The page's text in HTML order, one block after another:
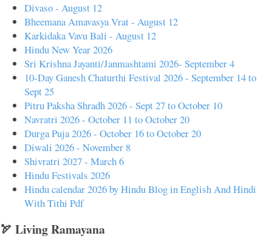
Divaso - August 12
Bheemana Amavasya Vrat - August 12
Karkidaka Vavu Bali - August 12
Hindu New Year 2026
Sri Krishna Jayanti/Janmashtami 2026- September 4
10-Day Ganesh Chaturthi Festival 2026 - September 14 to
Sept 25
Pitru Paksha Shradh 2026 - Sept 27 to October 10
Navratri 2026 - October 11 to October 20
Durga Puja 2026 - October 16 to October 20
Diwali 2026 - November 8
Shivratri 2027 - March 6
Hindu Festivals 2026
Hindu calendar 2026 by Hindu Blog in English And Hindi
With Tithi Pdf
🏹 Living Ramayana